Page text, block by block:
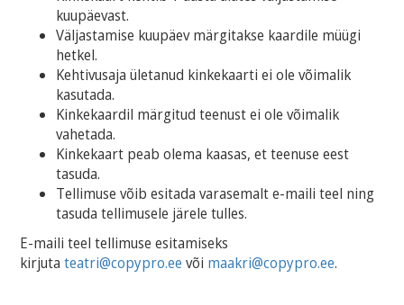
kuupäevast.
Väljastamise kuupäev märgitakse kaardile müügi
hetkel.
Kehtivusaja ületanud kinkekaarti ei ole võimalik
kasutada.
Kinkekaardil märgitud teenust ei ole võimalik
vahetada.
Kinkekaart peab olema kaasas, et teenuse eest
tasuda.
Tellimuse võib esitada varasemalt e-maili teel ning
tasuda tellimusele järele tulles.
E-maili teel tellimuse esitamiseks
kirjutateatri@copypro.ee või maakri@copypro.ee.